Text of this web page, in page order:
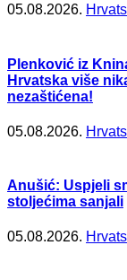
05.08.2026.
Plenković iz
Hrvatska više
nezaštićena!
05.08.2026.
Anušić: Uspjeli
stoljećima sanjali
05.08.2026.